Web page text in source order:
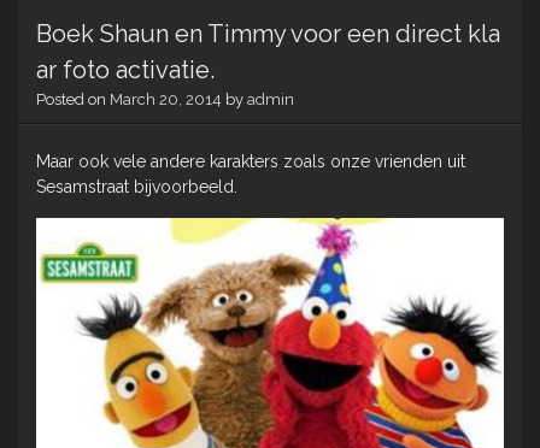
Boek Shaun en Timmy voor een direct kla
ar foto activatie.
Posted on March 20, 2014 by admin
Maar ook vele andere karakters zoals onze vrienden uit
Sesamstraat bijvoorbeeld.